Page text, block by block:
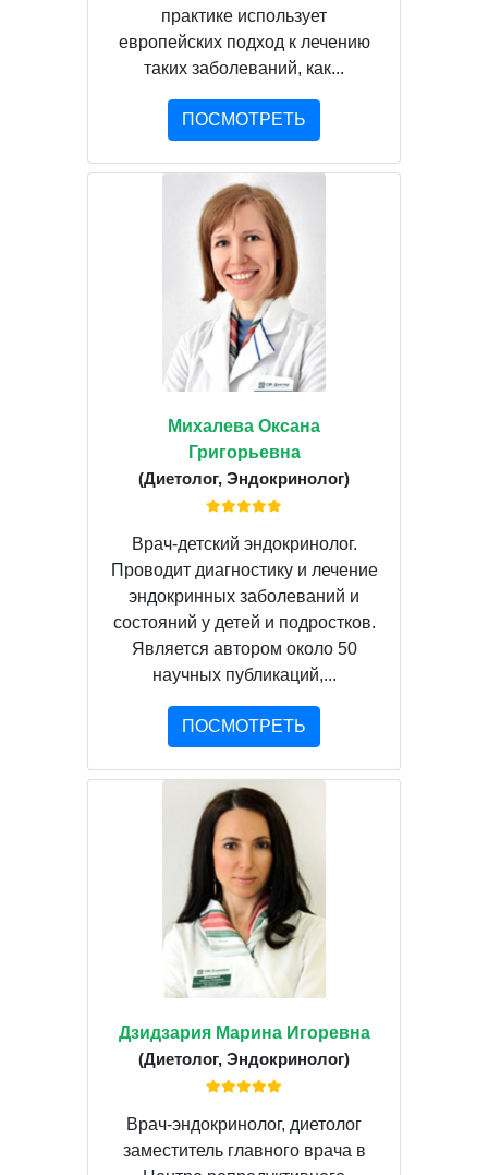
практике использует
европейских подход к лечению
таких заболеваний, как...
ПОСМОТРЕТЬ
Михалева Оксана
Григорьевна
(Диетолог, Эндокринолог)
Врач-детский эндокринолог.
Проводит диагностику и лечение
эндокринных заболеваний и
состояний у детей и подростков.
Является автором около 50
научных публикаций,...
ПОСМОТРЕТЬ
Дзидзария Марина Игоревна
(Диетолог, Эндокринолог)
Врач-эндокринолог, диетолог
заместитель главного врача в